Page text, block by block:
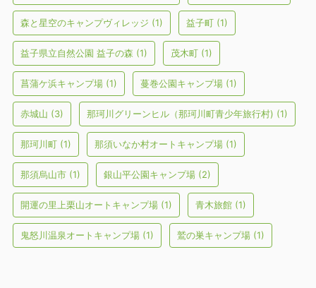
森と星空のキャンプヴィレッジ (1) 益子町 (1)
益子県立自然公園 益子の森 (1) 茂木町 (1)
菖蒲ケ浜キャンプ場 (1) 蔓巻公園キャンプ場 (1)
赤城山 (3) 那珂川グリーンヒル（那珂川町青少年旅行村) (1)
那珂川町 (1) 那須いなか村オートキャンプ場 (1)
那須烏山市 (1) 銀山平公園キャンプ場 (2)
開運の里上栗山オートキャンプ場 (1) 青木旅館 (1)
鬼怒川温泉オートキャンプ場 (1) 鷲の巣キャンプ場 (1)